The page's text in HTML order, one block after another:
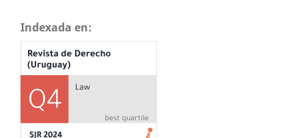
Indexada en: